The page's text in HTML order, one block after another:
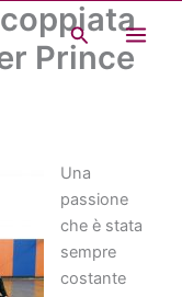
Cerca
Prince
Una
passione
che è stata
sempre
costante